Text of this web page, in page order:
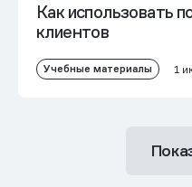
Как использовать
клиентов
Учебные материалы 1